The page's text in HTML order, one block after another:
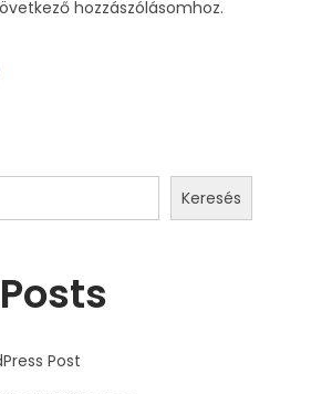
hozzászólásomhoz.
Keresés
Post